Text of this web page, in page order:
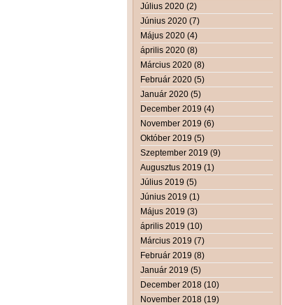
Július 2020 (2)
Június 2020 (7)
Május 2020 (4)
április 2020 (8)
Március 2020 (8)
Február 2020 (5)
Január 2020 (5)
December 2019 (4)
November 2019 (6)
Október 2019 (5)
Szeptember 2019 (9)
Augusztus 2019 (1)
Július 2019 (5)
Június 2019 (1)
Május 2019 (3)
április 2019 (10)
Március 2019 (7)
Február 2019 (8)
Január 2019 (5)
December 2018 (10)
November 2018 (19)